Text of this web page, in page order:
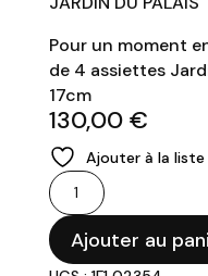
Pour un moment
de 4 assiettes
17cm
130,00 €
Ajouter à la liste
quantité
de
Gien
-
Ajouter au